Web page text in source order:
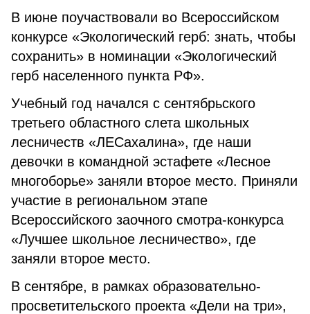
В июне поучаствовали во Всероссийском
конкурсе «Экологический герб: знать, чтобы
сохранить» в номинации «Экологический
герб населенного пункта РФ».
Учебный год начался с сентябрьского
третьего областного слета школьных
лесничеств «ЛЕСахалина», где наши
девочки в командной эстафете «Лесное
многоборье» заняли второе место. Приняли
участие в региональном этапе
Всероссийского заочного смотра-конкурса
«Лучшее школьное лесничество», где
заняли второе место.
В сентябре, в рамках образовательно-
просветительского проекта «Дели на три»,